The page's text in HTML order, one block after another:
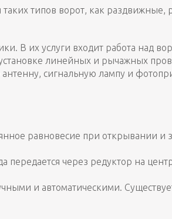
типов ворот, как раздвижные,
В их услуги входит работа над
линейных и рычажных
сигнальную лампу и
равновесие при открывании и
через редуктор на
и автоматическими.